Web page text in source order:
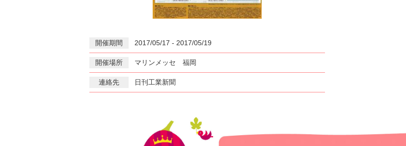
開催期間 2017/05/17 - 2017/05/19
開催場所 マリンメッセ 福岡
連絡先 日刊工業新聞